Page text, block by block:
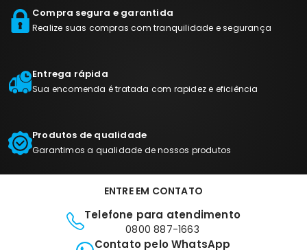
Compra segura e garantida
Realize suas compras com tranquilidade e segurança
Entrega rápida
Sua encomenda é tratada com rapidez e eficiência
Produtos de qualidade
Garantimos a qualidade de nossos produtos
ENTRE EM CONTATO
Telefone para atendimento
0800 887-1663
Contato pelo WhatsApp